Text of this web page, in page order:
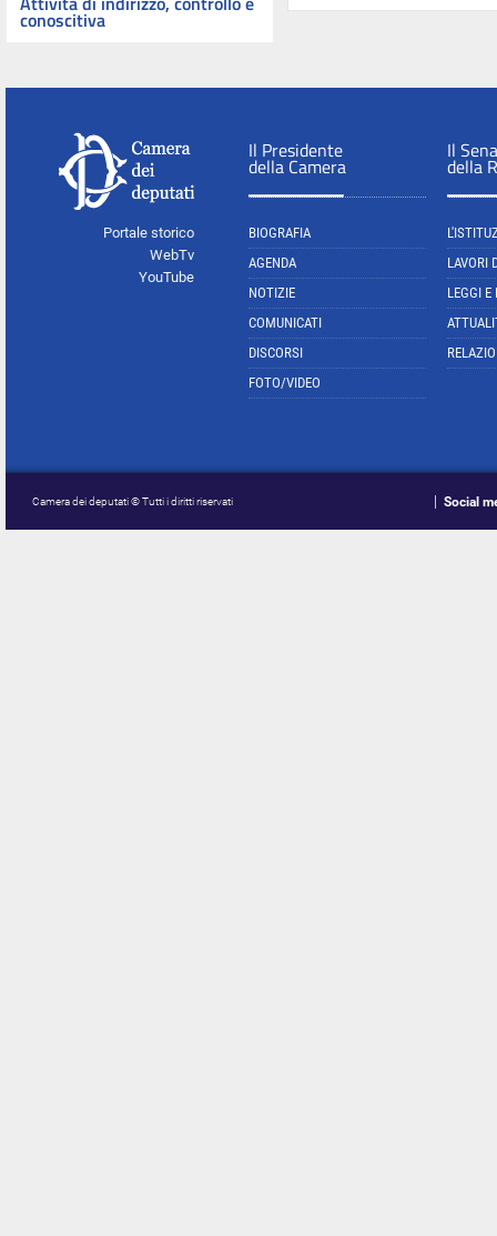
conoscitiva
Portale storico
WebTv
YouTube
Il Presidente
della Camera
BIOGRAFIA
AGENDA
NOTIZIE
COMUNICATI
DISCORSI
FOTO/VIDEO
Il
della
LAVORI
LEGGI E
Camera dei deputati © Tutti i diritti riservati Social